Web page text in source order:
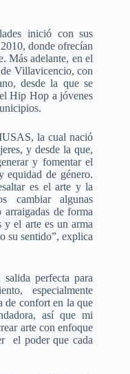
inició con sus
donde ofrecían
Más adelante, en el
Villavicencio, con
desde la que se
Hip Hop a jóvenes
la cual nació
y desde la que,
y fomentar el
equidad de género.
es el arte y la
cambiar algunas
arraigadas de forma
y el arte es un arma
su sentido”, explica
perfecta para
especialmente
de confort en la que
así que mi
arte con enfoque
el poder que cada